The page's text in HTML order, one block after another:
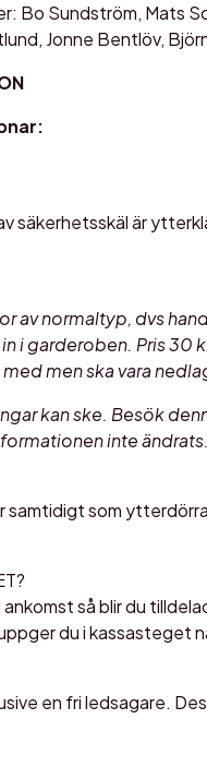
Bo Sundström, Mats
Jonne Bentlöv,
säkerhetsskäl är
av normaltyp, dvs
i garderoben. Pris 30
men ska vara
kan ske. Besök
inte ändrats.
samtidigt som
ankomst så blir du
du i kassasteget
en fri ledsagare.